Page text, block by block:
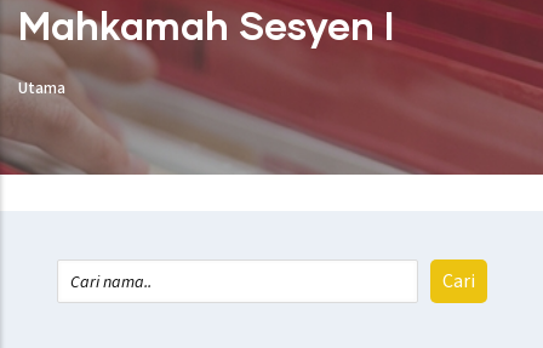
Mahkamah Sesyen I
Utama